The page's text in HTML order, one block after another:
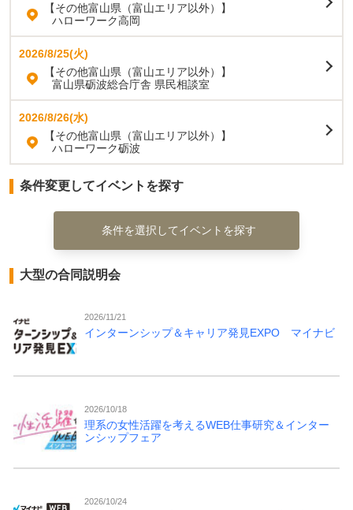
【その他富山県（富山エリア以外）】
ハローワーク高岡
2026/8/25(火)
【その他富山県（富山エリア以外）】
富山県砺波総合庁舎 県民相談室
2026/8/26(水)
【その他富山県（富山エリア以外）】
ハローワーク砺波
条件変更してイベントを探す
条件を選択してイベントを探す
大型の合同説明会
2026/11/21
インターンシップ＆キャリア発見EXPO マイナビ
2026/10/18
理系の女性活躍を考えるWEB仕事研究＆インター
ンシップフェア
2026/10/24